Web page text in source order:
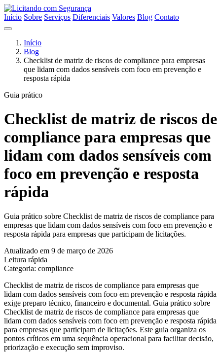
Início Sobre Serviços Diferenciais Valores Blog Contato
Início
Blog
Checklist de matriz de riscos de compliance para empresas
que lidam com dados sensíveis com foco em prevenção e
resposta rápida
Guia prático
Checklist de matriz de riscos de
compliance para empresas que
lidam com dados sensíveis com
foco em prevenção e resposta
rápida
Guia prático sobre Checklist de matriz de riscos de compliance para
empresas que lidam com dados sensíveis com foco em prevenção e
resposta rápida para empresas que participam de licitações.
Atualizado em 9 de março de 2026
Leitura rápida
Categoria: compliance
Checklist de matriz de riscos de compliance para empresas que
lidam com dados sensíveis com foco em prevenção e resposta rápida
exige preparo técnico, financeiro e documental. Guia prático sobre
Checklist de matriz de riscos de compliance para empresas que
lidam com dados sensíveis com foco em prevenção e resposta rápida
para empresas que participam de licitações. Este guia organiza os
pontos críticos em uma sequência operacional para facilitar decisão,
priorização e execução sem improviso.